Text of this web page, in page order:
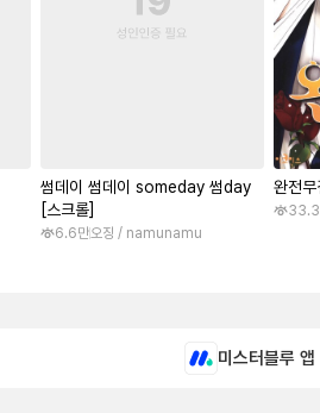
썸데이 썸데이 someday 썸day
[스크롤]
6.6만오징 / namunamu
완전
33.3
미스터블루 앱